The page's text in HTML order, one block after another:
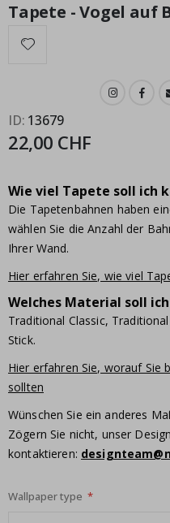
Tapete - Vogel auf
ID 13679
22,00 CHF
Wie viel Tapete soll ich
Die Tapetenbahnen haben
wählen Sie die Anzahl der
Ihrer Wand.
Hier erfahren Sie, wie viel
Welches Material soll
Traditional Classic,
Stick.
Hier erfahren Sie, worauf Sie
sollten
Wünschen Sie ein anderes
Zögern Sie nicht, unser
kontaktieren:
Wallpaper type